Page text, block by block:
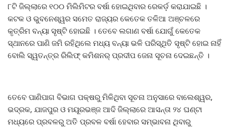
୮ଟି ଜିଲ୍ଲାରେ ୧୦୦ ମିଲିମିଟର ବର୍ଷା ହୋଇଥିବାର ରେକର୍ଡ଼ କରାଯାଇଛି ।
କଟକ ଓ ଭୁବନେଶ୍ୱର ସମେତ ରାଜ୍ୟର କେତେକ ତଳିଆ ଅଞ୍ଚଳରେ
କୃତ୍ରିମ ବନ୍ୟା ସୃଷ୍ଟି ହୋଇଛି । ତେବେ ଲଗାଣ ବର୍ଷା ଯୋଗୁଁ କେତେକ
ସ୍ଥାନରେ ପାଣି ଜମି ରହିଥିଲେ ମଧ୍ୟ ବନ୍ୟା ଭଳି ପରିସ୍ଥିତି ସୃଷ୍ଟି ହୋଇ ନାହିଁ
ବୋଲି ସ୍ୱତନ୍ତ୍ର ରିଲିଫ୍‍ କମିଶନର୍‍ ପ୍ରଦୀପ ଜେନା ସୂଚନା ଦେଇଛନ୍ତି ।
ତେବେ ପାଣିପାଗ ବିଭାଗ ପକ୍ଷରୁ ମିଳିଥିବା ସୂଚନା ଅନୁସାରେ ବାଲେଶ୍ୱର,
ଭଦ୍ରକ, ଯାଜପୁର ଓ ମୟୂରଭଞ୍ଜ ଆଦି ଜିଲ୍ଲାରେ ଆସନ୍ତା ୨୪ ଘଣ୍ଟା
ମଧ୍ୟରେ ପ୍ରବଳରୁ ଅତି ପ୍ରବଳ ବର୍ଷା ହେବାର ସମ୍ଭାବନା ଥିବାରୁ